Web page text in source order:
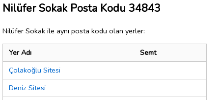
Nilüfer Sokak Posta Kodu 34843
Nilüfer Sokak ile aynı posta kodu olan yerler:
Yer Adı
Semt
Çolakoğlu Sitesi
Deniz Sitesi